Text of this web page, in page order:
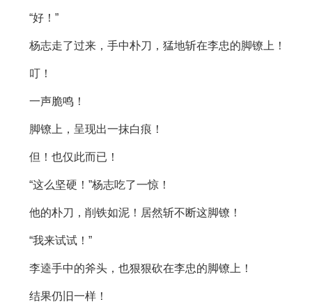
“好！”
杨志走了过来，手中朴刀，猛地斩在李忠的脚镣上！
叮！
一声脆鸣！
脚镣上，呈现出一抹白痕！
但！也仅此而已！
“这么坚硬！”杨志吃了一惊！
他的朴刀，削铁如泥！居然斩不断这脚镣！
“我来试试！”
李逵手中的斧头，也狠狠砍在李忠的脚镣上！
结果仍旧一样！